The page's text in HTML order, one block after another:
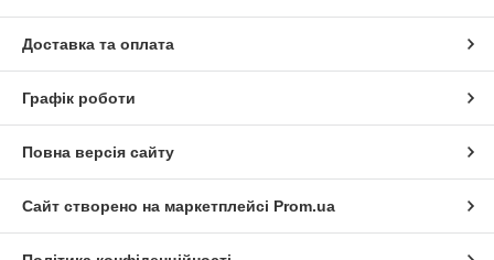
Доставка та оплата
Графік роботи
Повна версія сайту
Сайт створено на маркетплейсі Prom.ua